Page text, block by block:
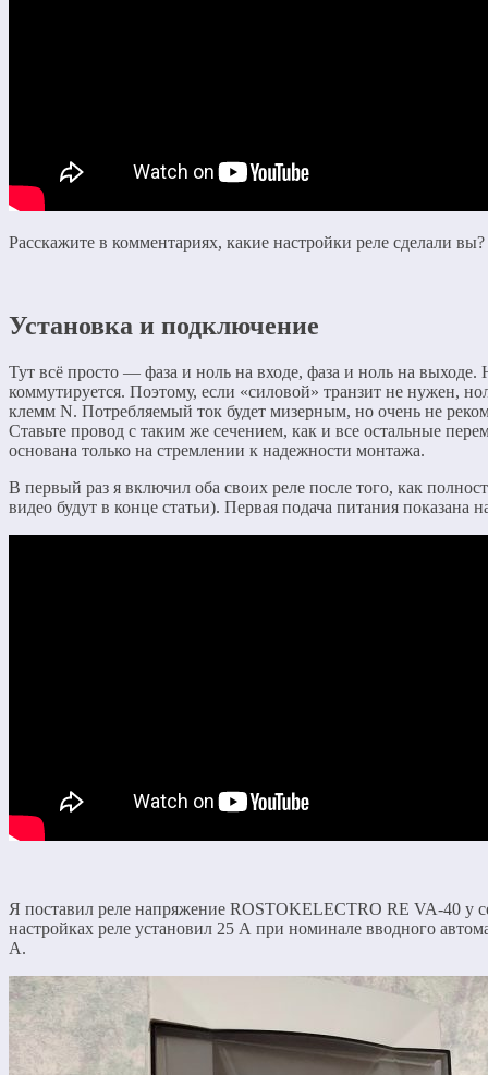
Расскажите в комментариях, какие настройки реле сделали вы?
Установка и подключение
Тут всё просто — фаза и ноль на входе, фаза и ноль на
коммутируется. Поэтому, если «силовой» транзит не нужен,
клемм N. Потребляемый ток будет мизерным, но очень не
Ставьте провод с таким же сечением, как и все остальные
основана только на стремлении к надежности монтажа.
В первый раз я включил оба своих реле после того, как
видео будут в конце статьи). Первая подача питания показана
Я поставил реле напряжение ROSTOKELECTRO RE VA-40 у
настройках реле установил 25 А при номинале вводного
А.